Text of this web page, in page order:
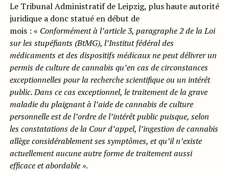
Le Tribunal Administratif de Leipzig, plus haute autorité
juridique a donc statué en début de
mois : « Conformément à l’article 3, paragraphe 2 de la Loi
sur les stupéfiants (BtMG), l’Institut fédéral des
médicaments et des dispositifs médicaux ne peut délivrer un
permis de culture de cannabis qu’en cas de circonstances
exceptionnelles pour la recherche scientifique ou un intérêt
public. Dans ce cas exceptionnel, le traitement de la grave
maladie du plaignant à l’aide de cannabis de culture
personnelle est de l’ordre de l’intérêt public puisque, selon
les constatations de la Cour d’appel, l’ingestion de cannabis
allège considérablement ses symptômes, et qu’il n’existe
actuellement aucune autre forme de traitement aussi
efficace et abordable ».